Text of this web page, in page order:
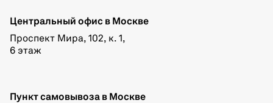
Центральный офис в Москве
Проспект Мира, 102, к. 1,
6 этаж
Пункт самовывоза в Москве